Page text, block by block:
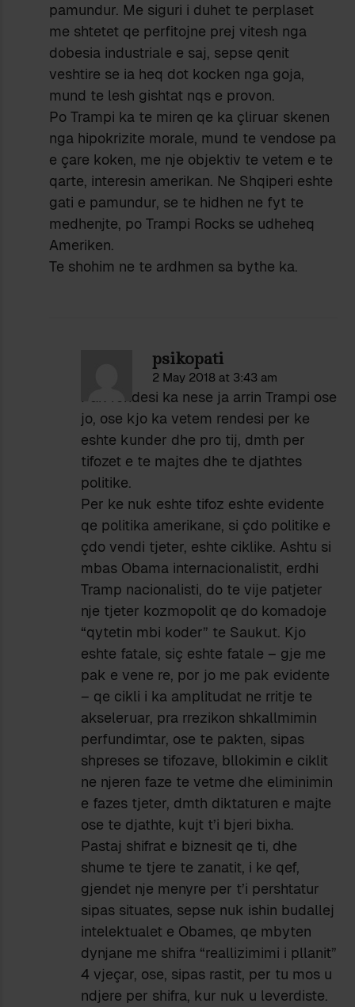
pamundur. Me siguri i duhet te perplaset
me shtetet qe perfitojne prej vitesh nga
dobesia industriale e saj, sepse qenit
veshtire se ia heq dot kocken nga goja,
mund te lesh gishtat nqs e provon.
Po Trampi ka te miren qe ka çliruar skenen
nga hipokrizite morale, mund te vendose pa
e çare koken, me nje objektiv te vetem e te
qarte, interesin amerikan. Ne Shqiperi eshte
gati e pamundur, se te hidhen ne fyt te
medhenjte, po Trampi Rocks se udheheq
Ameriken.
Te shohim ne te ardhmen sa bythe ka.
psikopati
2 May 2018 at 3:43 am
Pak rendesi ka nese ja arrin Trampi ose
jo, ose kjo ka vetem rendesi per ke
eshte kunder dhe pro tij, dmth per
tifozet e te majtes dhe te djathtes
politike.
Per ke nuk eshte tifoz eshte evidente
qe politika amerikane, si çdo politike e
çdo vendi tjeter, eshte ciklike. Ashtu si
mbas Obama internacionalistit, erdhi
Tramp nacionalisti, do te vije patjeter
nje tjeter kozmopolit qe do komadoje
“qytetin mbi koder” te Saukut. Kjo
eshte fatale, siç eshte fatale – gje me
pak e vene re, por jo me pak evidente
– qe cikli i ka amplitudat ne rritje te
akseleruar, pra rrezikon shkallmimin
perfundimtar, ose te pakten, sipas
shpreses se tifozave, bllokimin e ciklit
ne njeren faze te vetme dhe eliminimin
e fazes tjeter, dmth diktaturen e majte
ose te djathte, kujt t’i bjeri bixha.
Pastaj shifrat e biznesit qe ti, dhe
shume te tjere te zanatit, i ke qef,
gjendet nje menyre per t’i pershtatur
sipas situates, sepse nuk ishin budallej
intelektualet e Obames, qe mbyten
dynjane me shifra “reallizimimi i pllanit”
4 vjeçar, ose, sipas rastit, per tu mos u
ndjere per shifra, kur nuk u leverdiste.